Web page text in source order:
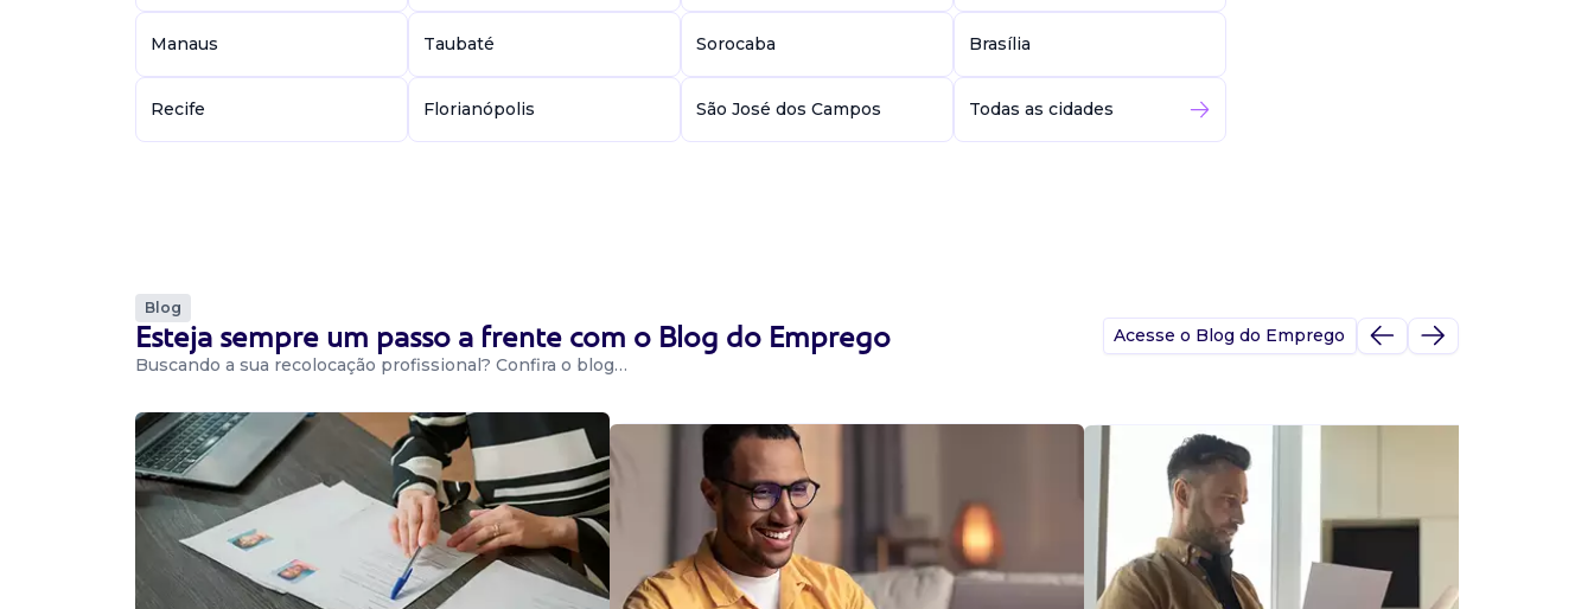
Manaus Taubaté Sorocaba Brasília
Recife Florianópolis São José dos Campos Todas as cidades
Blog
Esteja sempre um passo a frente com o Blog do Emprego
Buscando a sua recolocação profissional? Confira o blog…
Acesse o Blog do Emprego